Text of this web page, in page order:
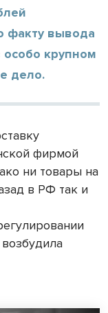
факту вывода
крупном
дело.
фирмой
ни товары на
в РФ так и